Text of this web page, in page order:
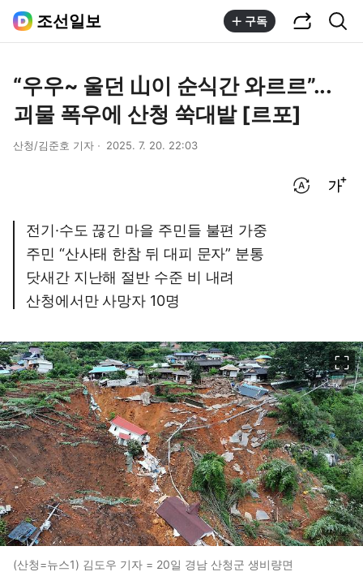
조선일보 구독
“우우~ 울던 山이 순식간 와르르”...
괴물 폭우에 산청 쑥대밭 [르포]
산청/김준호 기자 2025. 7. 20. 22:03
전기·수도 끊긴 마을 주민들 불편 가중
주민 “산사태 한참 뒤 대피 문자” 분통
닷새간 지난해 절반 수준 비 내려
산청에서만 사망자 10명
(산청=뉴스1) 김도우 기자 = 20일 경남 산청군 생비량면